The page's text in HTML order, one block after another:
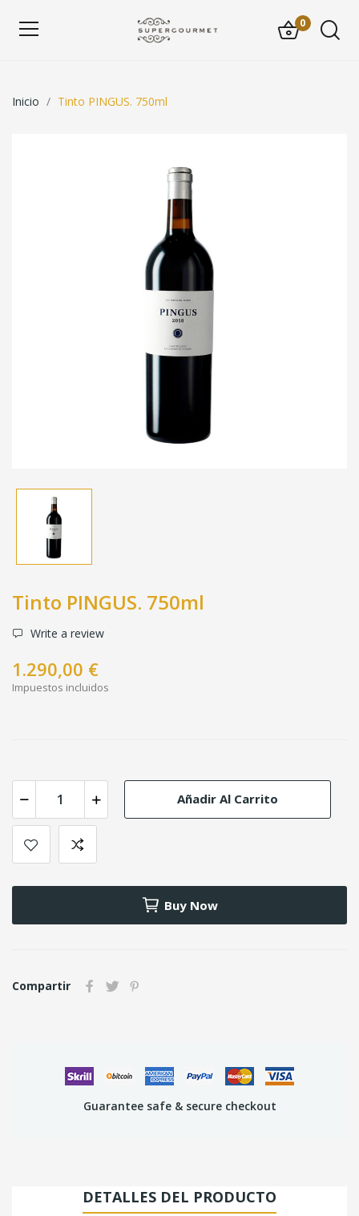
0
Inicio Tinto PINGUS. 750ml
Tinto PINGUS. 750ml
Write a review
1.290,00 €
Impuestos incluidos
Añadir Al Carrito
Buy Now
Compartir
Guarantee safe & secure checkout
DETALLES DEL PRODUCTO